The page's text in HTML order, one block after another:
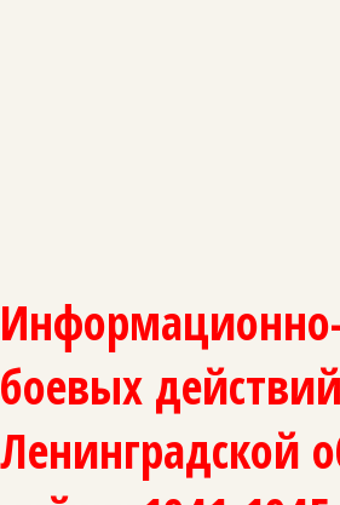
боевых
Ленинградской